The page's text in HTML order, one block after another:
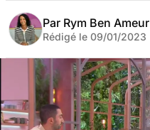
Par Rym Ben Ameur
Rédigé le 09/01/2023